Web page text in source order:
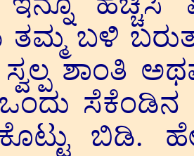
ತಮ್ಮ ಬಳಿ
ಶಾಂತಿ
ಸೆಕೆಂಡಿನ
ಬಿಡಿ.